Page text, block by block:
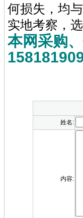
何损失，均
实地考察，
本网采购